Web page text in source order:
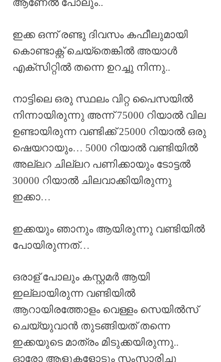
ആണേൽ പോലും..
ഇക്ക ഒന്ന് രണ്ടു ദിവസം കഫീലുമായി
കൊണ്ടാക്റ്റ് ചെയ്തെങ്കിൽ അയാൾ
എക്സിറ്റിൽ തന്നെ ഉറച്ചു നിന്നു..
നാട്ടിലെ ഒരു സ്ഥലം വിറ്റ പൈസയിൽ
നിന്നായിരുന്നു അന്ന് 75000 റിയാൽ വില
ഉണ്ടായിരുന്ന വണ്ടിക്ക് 25000 റിയാൽ ഒരു
ഷെയറായും… 5000 റിയാൽ വണ്ടിയിൽ
അല്ലറ ചില്ലറ പണിക്കായും ടോട്ടൽ
30000 റിയാൽ ചിലവാക്കിയിരുന്നു
ഇക്കാ…
ഇക്കയും ഞാനും ആയിരുന്നു വണ്ടിയിൽ
പോയിരുന്നത്…
ഒരാള് പോലും കസ്റ്റമർ ആയി
ഇല്ലായിരുന്ന വണ്ടിയിൽ
ആറായിരത്തോളം വെള്ളം സെയിൽസ്
ചെയ്യുവാൻ തുടങ്ങിയത് തന്നെ
ഇക്കയുടെ മാത്രം മിടുക്കയിരുന്നു..
ഓരോ ആളുകളോടും സംസാരിച്ചു